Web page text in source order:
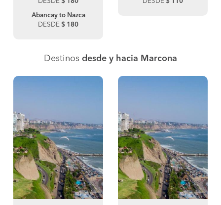
DESDE $ 180
Abancay to Nazca
DESDE $ 180
DESDE $ 110
Destinos desde y hacia Marcona